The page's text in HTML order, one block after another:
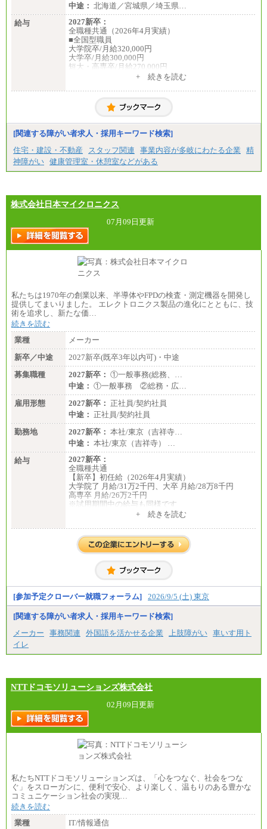
中途： 北海道／宮城県／埼玉県…
給与
2027新卒：
全職種共通（2026年4月実績）
■全国型職員
大学院卒/月給320,000円
大学卒/月給300,000円
短大・高専卒/月給270,000円
大学院卒/月給256,000円～288,000円
大学卒/月給240,000円～270,000円
短大・高専卒/月給216,000円～243,000円
■特定職員※
大学院卒/月給234,000円～263,000円
大学卒/月給219,000円～246,000円
短大・高専卒/月給197,000円～222,000円
※拠点型職員、特定職員の給与は、生活の拠点が定
す。
中途：
全職種共通
月給制
226,600円～390,100円（勤務地域等により異なりま
す）
・ご経験やスキルを考慮し、選考の中で決定いたし
ます。
・試用期間中も同額支給します。
+ 続きを読む
[関連する障がい者求人・採用キーワード検索]
住宅・建設・不動産
スタッフ関連 事業内容が多岐にわたる企業
精
神障がい 健康管理室・休憩室などがある
株式会社日本マイクロニクス
07月09日更新
私たちは1970年の創業以来、半導体やFPDの検査・測定機器を開発し
提供してまいりました。 エレクトロニクス製品の進化にとともに、技
術を追求し、新たな価…
続きを読む
業種
メーカー
新卒／中途
2027新卒(既卒3年以内可)・中途
募集職種
2027新卒： ①一般事務(総務、…
中途： ①一般事務 ②総務・広…
雇用形態
2027新卒： 正社員/契約社員
中途： 正社員/契約社員
勤務地
2027新卒： 本社/東京（吉祥寺…
中途： 本社/東京（吉祥寺） …
給与
2027新卒：
全職種共通
【新卒】初任給（2026年4月実績）
大学院了 月給/31万2千円、大卒 月給/28万8千円
高専卒 月給/26万2千円
※試用期間中の給与も同様です
【中途】月給19万8千円～
※勤務地によって異なります。
※経験やスキルを考慮し、規定により決定します。
+ 続きを読む
[参加予定クローバー就職フォーラム] 2026/9/5 (土) 東京
[関連する障がい者求人・採用キーワード検索]
メーカー
事務関連 外国語を活かせる企業 上肢障がい 車いす用ト
イレ
NTTドコモソリューションズ株式会社
02月09日更新
私たちNTTドコモソリューションズは、「心をつなぐ、社会をつな
ぐ」をスローガンに、便利で安心、より楽しく、温もりのある豊かな
コミュニケーション社会の実現…
続きを読む
業種
IT/情報通信